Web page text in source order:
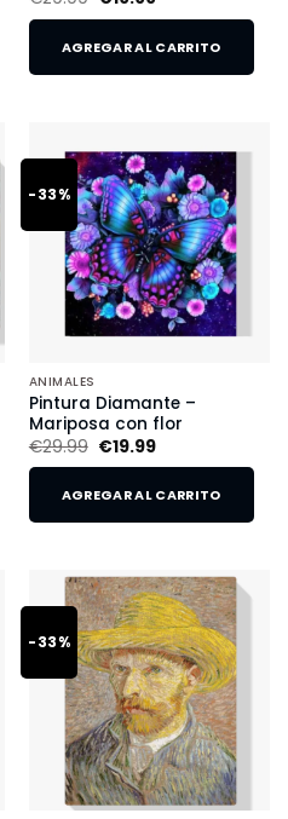
AGREGAR AL CARRITO
-33%
ANIMALES
Pintura Diamante –
Mariposa con flor
€29.99 €19.99
AGREGAR AL CARRITO
-33%